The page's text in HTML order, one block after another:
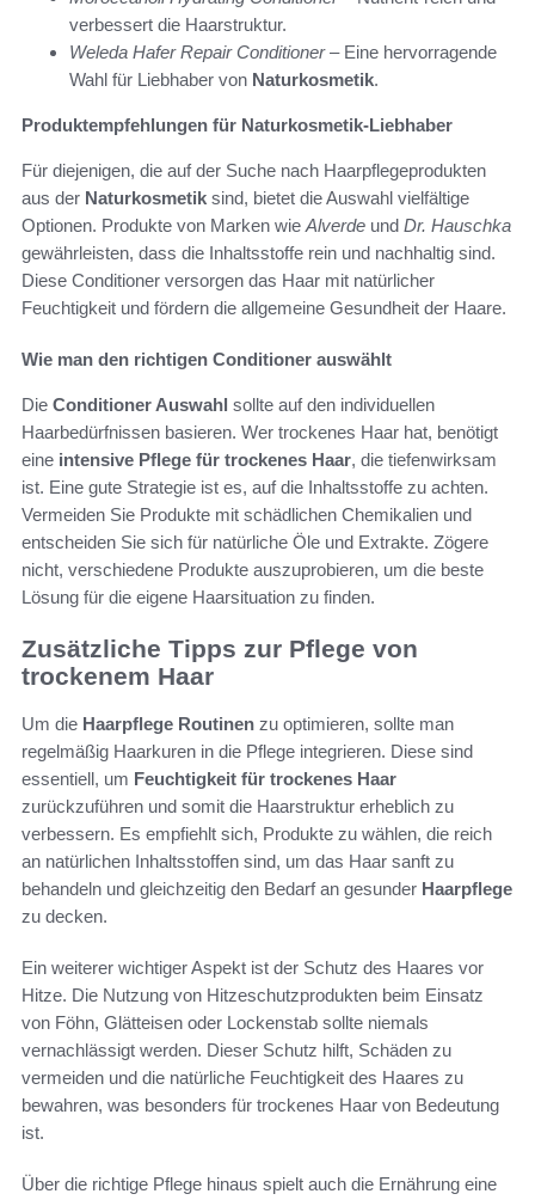
verbessert die Haarstruktur.
Weleda Hafer Repair Conditioner– Eine hervorragende
Wahl für Liebhaber von Naturkosmetik.
Produktempfehlungen für Naturkosmetik-Liebhaber
Für diejenigen, die auf der Suche nach Haarpflegeprodukten
aus der Naturkosmetik sind, bietet die Auswahl vielfältige
Optionen. Produkte von Marken wie Alverde und Dr. Hauschka
gewährleisten, dass die Inhaltsstoffe rein und nachhaltig sind.
Diese Conditioner versorgen das Haar mit natürlicher
Feuchtigkeit und fördern die allgemeine Gesundheit der Haare.
Wie man den richtigen Conditioner auswählt
Die Conditioner Auswahl sollte auf den individuellen
Haarbedürfnissen basieren. Wer trockenes Haar hat, benötigt
eine intensive Pflege für trockenes Haar, die tiefenwirksam
ist. Eine gute Strategie ist es, auf die Inhaltsstoffe zu achten.
Vermeiden Sie Produkte mit schädlichen Chemikalien und
entscheiden Sie sich für natürliche Öle und Extrakte. Zögere
nicht, verschiedene Produkte auszuprobieren, um die beste
Lösung für die eigene Haarsituation zu finden.
Zusätzliche Tipps zur Pflege von
trockenem Haar
Um die Haarpflege Routinen zu optimieren, sollte man
regelmäßig Haarkuren in die Pflege integrieren. Diese sind
essentiell, um Feuchtigkeit für trockenes Haar
zurückzuführen und somit die Haarstruktur erheblich zu
verbessern. Es empfiehlt sich, Produkte zu wählen, die reich
an natürlichen Inhaltsstoffen sind, um das Haar sanft zu
behandeln und gleichzeitig den Bedarf an gesunder Haarpflege
zu decken.
Ein weiterer wichtiger Aspekt ist der Schutz des Haares vor
Hitze. Die Nutzung von Hitzeschutzprodukten beim Einsatz
von Föhn, Glätteisen oder Lockenstab sollte niemals
vernachlässigt werden. Dieser Schutz hilft, Schäden zu
vermeiden und die natürliche Feuchtigkeit des Haares zu
bewahren, was besonders für trockenes Haar von Bedeutung
ist.
Über die richtige Pflege hinaus spielt auch die Ernährung eine